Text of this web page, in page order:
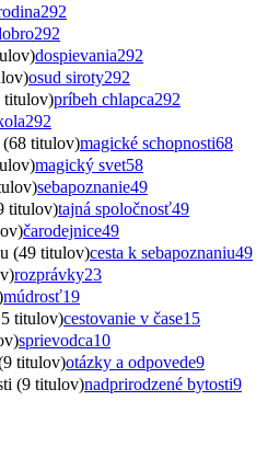
292
292
dospievania292
osud siroty292
titulov)príbeh chlapca292
292
(68 titulov)magické schopnosti68
magický svet58
sebapoznanie49
titulov)tajná spoločnosť49
čarodejnice49
(49 titulov)cesta k sebapoznaniu49
rozprávky23
múdrosť19
titulov)cestovanie v čase15
sprievodca10
titulov)otázky a odpovede9
(9 titulov)nadprirodzené bytosti9